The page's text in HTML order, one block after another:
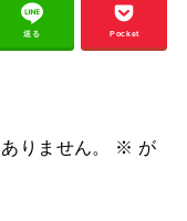
送る Pocket
りません。 ※ が